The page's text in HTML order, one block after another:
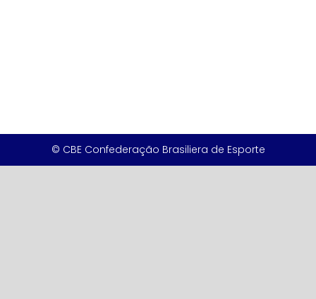
© CBE Confederação Brasiliera de Esporte